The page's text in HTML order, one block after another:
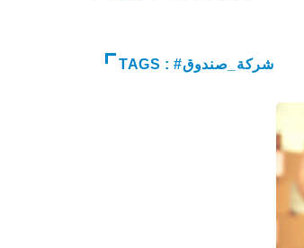
TAGS : #شركة_صندوق